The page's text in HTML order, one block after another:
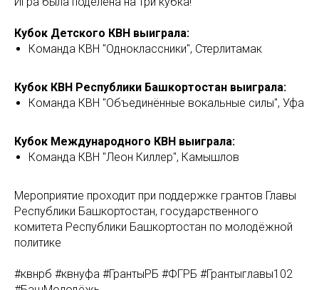
Кубок Детского КВН выиграла:
Команда КВН "Одноклассники", Стерлитамак
Кубок КВН Республики Башкортостан выиграла:
Команда КВН "Объединённые вокальные силы", Уфа
Кубок Международного КВН выиграла:
Команда КВН "Леон Киллер", Камышлов
Мероприятие проходит при поддержке грантов Главы
Республики Башкортостан, государственного
комитета Республики Башкортостан по молодёжной
политике
#квнрб #квнуфа #ГрантыРБ #ФГРБ #Грантыглавы102